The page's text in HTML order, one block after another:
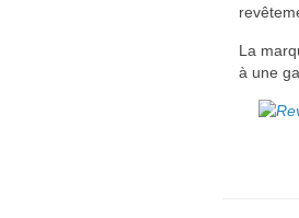
La
à une